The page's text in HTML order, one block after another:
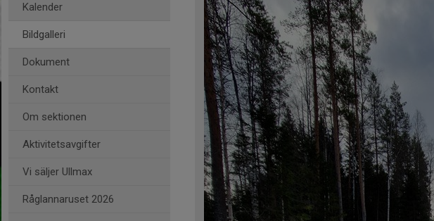
Kalender
Bildgalleri
Dokument
Kontakt
Om sektionen
Aktivitetsavgifter
Vi säljer Ullmax
Råglannaruset 2026